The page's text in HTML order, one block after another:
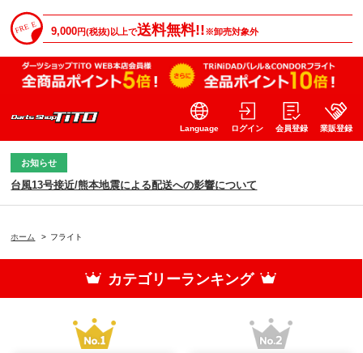
9,000円(税抜)以上で送料無料!!※卸売対象外
Language ログイン 会員登録 業販登録
お知らせ
台風13号接近/熊本地震による配送への影響について
ホーム > フライト
カテゴリーランキング